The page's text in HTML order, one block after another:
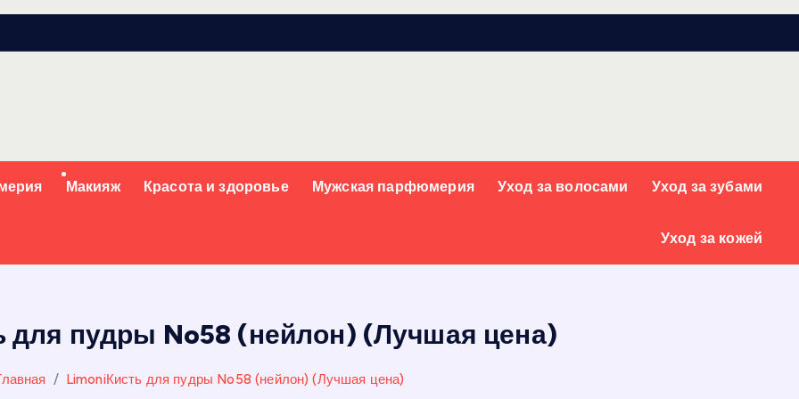
Макияж Красота и здоровье Мужская парфюмерия Уход за волосами Уход за зубами
Уход за кожей
для пудры No58 (нейлон) (Лучшая цена)
LimoniКисть для пудры No58 (нейлон) (Лучшая цена)